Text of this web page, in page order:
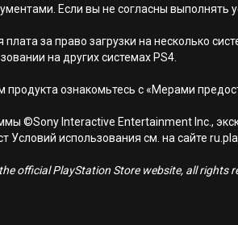
Если вы не согласны
за право загрузки на несколько
на других системах PS4.
продукта ознакомьтесь с «Мерами
©Sony Interactive Entertainment Inc.,
Условий использования см. на сайте
official PlayStation Store website, all rights